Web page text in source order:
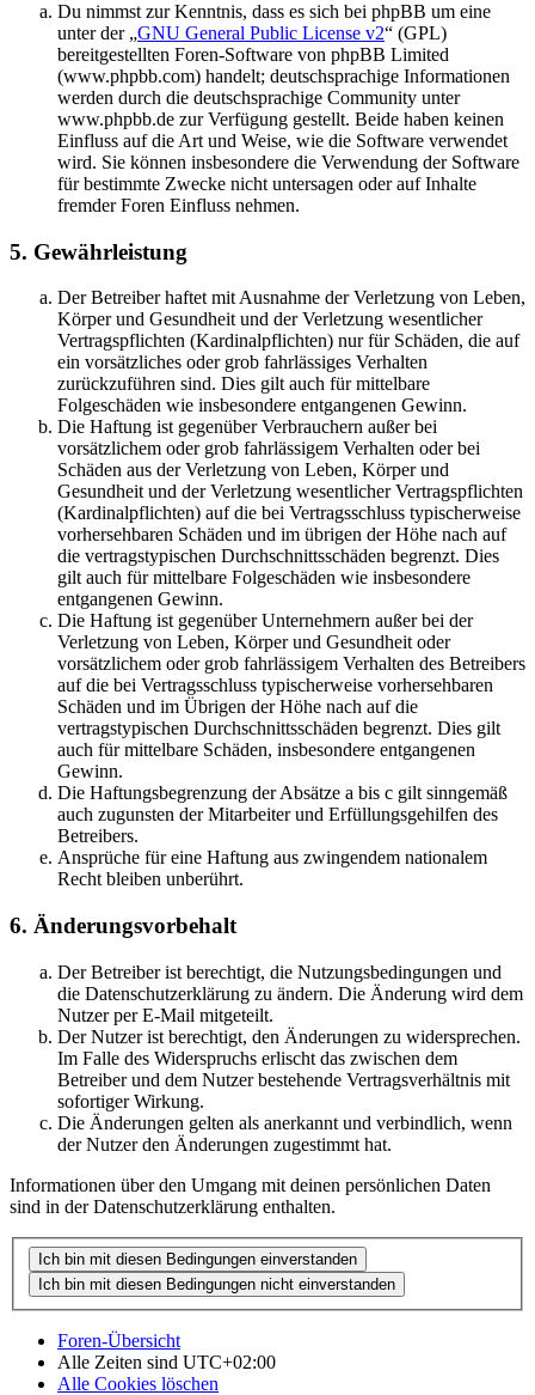
Du nimmst zur Kenntnis, dass es sich bei phpBB um eine
unter der „GNU General Public License v2“ (GPL)
bereitgestellten Foren-Software von phpBB Limited
(www.phpbb.com) handelt; deutschsprachige Informationen
werden durch die deutschsprachige Community unter
www.phpbb.de zur Verfügung gestellt. Beide haben keinen
Einfluss auf die Art und Weise, wie die Software verwendet
wird. Sie können insbesondere die Verwendung der Software
für bestimmte Zwecke nicht untersagen oder auf Inhalte
fremder Foren Einfluss nehmen.
5. Gewährleistung
Der Betreiber haftet mit Ausnahme der Verletzung von Leben,
Körper und Gesundheit und der Verletzung wesentlicher
Vertragspflichten (Kardinalpflichten) nur für Schäden, die auf
ein vorsätzliches oder grob fahrlässiges Verhalten
zurückzuführen sind. Dies gilt auch für mittelbare
Folgeschäden wie insbesondere entgangenen Gewinn.
Die Haftung ist gegenüber Verbrauchern außer bei
vorsätzlichem oder grob fahrlässigem Verhalten oder bei
Schäden aus der Verletzung von Leben, Körper und
Gesundheit und der Verletzung wesentlicher Vertragspflichten
(Kardinalpflichten) auf die bei Vertragsschluss typischerweise
vorhersehbaren Schäden und im übrigen der Höhe nach auf
die vertragstypischen Durchschnittsschäden begrenzt. Dies
gilt auch für mittelbare Folgeschäden wie insbesondere
entgangenen Gewinn.
Die Haftung ist gegenüber Unternehmern außer bei der
Verletzung von Leben, Körper und Gesundheit oder
vorsätzlichem oder grob fahrlässigem Verhalten des Betreibers
auf die bei Vertragsschluss typischerweise vorhersehbaren
Schäden und im Übrigen der Höhe nach auf die
vertragstypischen Durchschnittsschäden begrenzt. Dies gilt
auch für mittelbare Schäden, insbesondere entgangenen
Gewinn.
Die Haftungsbegrenzung der Absätze a bis c gilt sinngemäß
auch zugunsten der Mitarbeiter und Erfüllungsgehilfen des
Betreibers.
Ansprüche für eine Haftung aus zwingendem nationalem
Recht bleiben unberührt.
6. Änderungsvorbehalt
Der Betreiber ist berechtigt, die Nutzungsbedingungen und
die Datenschutzerklärung zu ändern. Die Änderung wird dem
Nutzer per E-Mail mitgeteilt.
Der Nutzer ist berechtigt, den Änderungen zu widersprechen.
Im Falle des Widerspruchs erlischt das zwischen dem
Betreiber und dem Nutzer bestehende Vertragsverhältnis mit
sofortiger Wirkung.
Die Änderungen gelten als anerkannt und verbindlich, wenn
der Nutzer den Änderungen zugestimmt hat.
Informationen über den Umgang mit deinen persönlichen Daten
sind in der Datenschutzerklärung enthalten.
Foren-Übersicht
Alle Zeiten sind UTC+02:00
Alle Cookies löschen